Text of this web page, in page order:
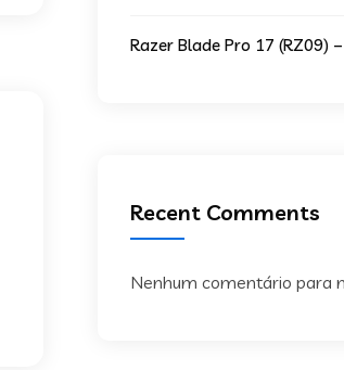
Razer Blade Pro 17 (RZ09) –
Recent Comments
Nenhum comentário para